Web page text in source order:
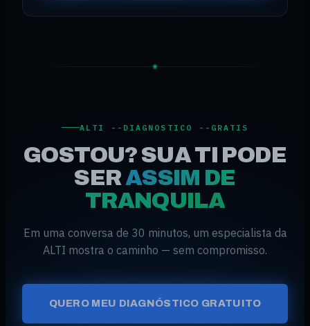
ALTI --DIAGNOSTICO --GRATIS
GOSTOU? SUA TI PODE
SER ASSIM DE
TRANQUILA
Em uma conversa de 30 minutos, um especialista da
ALTI mostra o caminho — sem compromisso.
QUERO MEU DIAGNÓSTICO GRATUITO